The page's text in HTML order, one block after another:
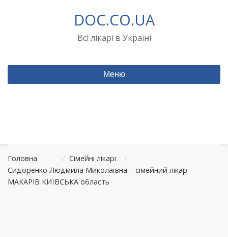
DOC.CO.UA
Всі лікарі в Україні
Меню
Головна / Сімейні лікарі
/
Сидоренко Людмила Миколаївна – сімейний лікар
МАКАРІВ КИЇВСЬКА область